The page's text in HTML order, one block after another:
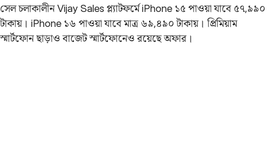
সেল চলাকালীন Vijay Sales প্ল্যাটফর্মে iPhone ১৫ পাওয়া যাবে ৫৭,৯৯০
টাকায়। iPhone ১৬ পাওয়া যাবে মাত্র ৬৯,৪৯০ টাকায়। প্রিমিয়াম
স্মার্টফোন ছাড়াও বাজেট স্মার্টফোনেও রয়েছে অফার।